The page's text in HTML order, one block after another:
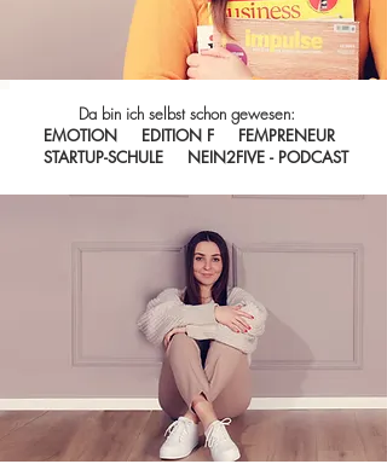
Da bin ich selbst schon gewesen:
EMOTION EDITION F FEMPRENEUR
STARTUP-SCHULE NEIN2FIVE - PODCAST